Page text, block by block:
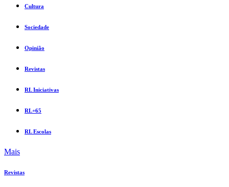
Cultura
Sociedade
Opinião
Revistas
RL Iniciativas
RL+65
RL Escolas
Mais
Revistas